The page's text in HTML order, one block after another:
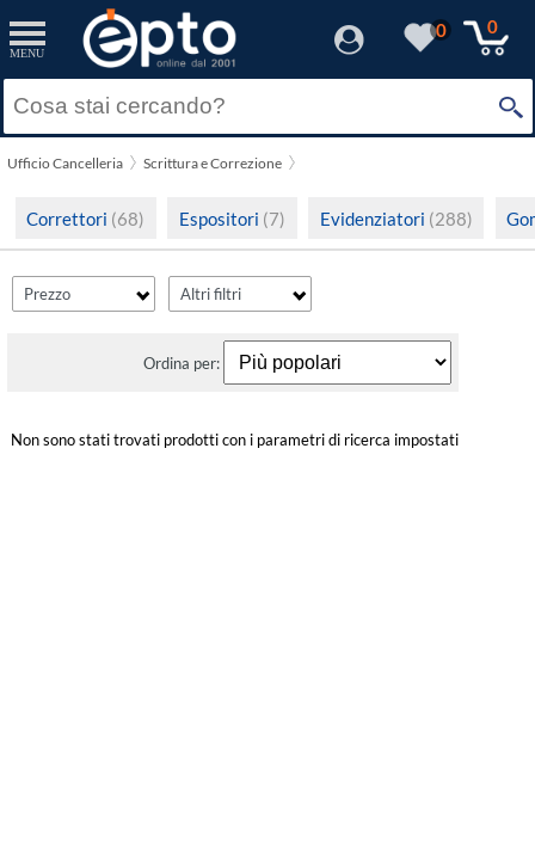
MENU
0 0
Ufficio Cancelleria Scrittura e Correzione
Correttori (68) Espositori (7) Evidenziatori (288)
Prezzo
filter_fprezzo
Prezzo minimo
Resetta
Altri filtri
filter_adds
Solo Promozioni
Visualizza solo le Novità
Resetta
Ordina per:
Non sono stati trovati prodotti con i parametri di ricerca impostati